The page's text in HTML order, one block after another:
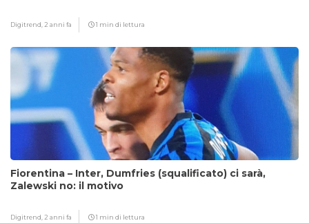
Digitrend, 2 anni fa 1 min di lettura
Fiorentina – Inter, Dumfries (squalificato) ci sarà,
Zalewski no: il motivo
Digitrend, 2 anni fa 1 min di lettura